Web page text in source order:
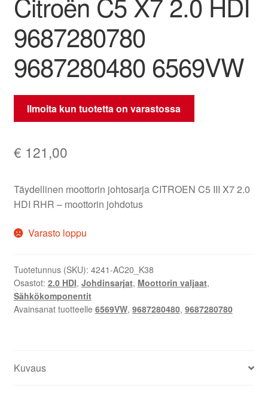
9687280780
9687280480 6569VW
Ilmoita kun tuotetta on varastossa
€ 121,00
Täydellinen moottorin johtosarja CITROEN C5 III X7 2.0
HDI RHR – moottorin johdotus
Varasto loppu
Tuotetunnus (SKU): 4241-AC20_K38
Osastot: 2.0 HDI, Johdinsarjat, Moottorin valjaat,
Sähkökomponentit
Avainsanat tuotteelle 6569VW, 9687280480, 9687280780
Kuvaus